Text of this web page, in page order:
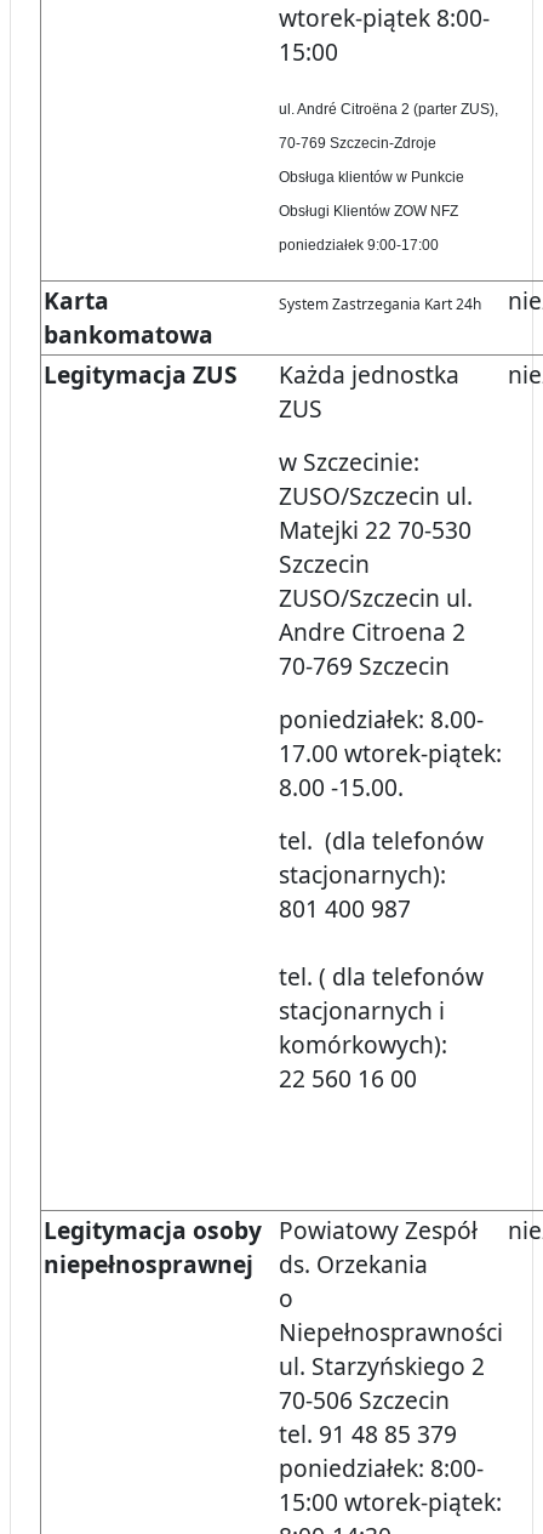
wtorek-piątek 8:00-
15:00
ul. André Citroëna 2 (parter ZUS),
70-769 Szczecin-Zdroje
Obsługa klientów w Punkcie
Obsługi Klientów ZOW NFZ
poniedziałek 9:00-17:00
Karta
bankomatowa
System Zastrzegania Kart 24h
Legitymacja ZUS
Każda jednostka
ZUS
w Szczecinie:
ZUSO/Szczecin ul.
Matejki 22 70-530
Szczecin
ZUSO/Szczecin ul.
Andre Citroena 2
70-769 Szczecin
poniedziałek: 8.00-
17.00 wtorek-piątek:
8.00 -15.00.
tel. (dla telefonów
stacjonarnych):
801 400 987
tel. ( dla telefonów
stacjonarnych i
komórkowych):
22 560 16 00
Legitymacja osoby
niepełnosprawnej
Powiatowy Zespół
ds. Orzekania
o
Niepełnosprawności
ul. Starzyńskiego 2
70-506 Szczecin
tel. 91 48 85 379
poniedziałek: 8:00-
15:00 wtorek-piątek: